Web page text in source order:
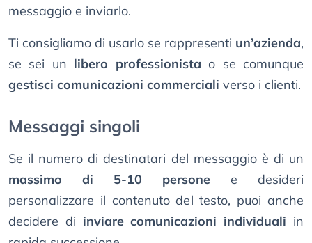
messaggio e inviarlo.
Ti consigliamo di usarlo se rappresenti un’azienda,
se sei un libero professionista o se comunque
gestisci comunicazioni commerciali verso i clienti.
Messaggi singoli
Se il numero di destinatari del messaggio è di un
massimo di 5-10 persone e desideri
personalizzare il contenuto del testo, puoi anche
decidere di inviare comunicazioni individuali in